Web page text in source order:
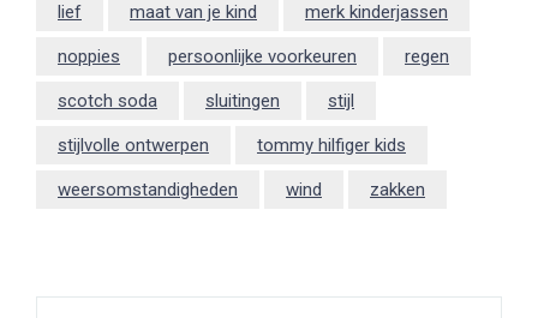
lief maat van je kind merk kinderjassen
noppies persoonlijke voorkeuren regen
scotch soda sluitingen stijl
stijlvolle ontwerpen tommy hilfiger kids
weersomstandigheden wind zakken